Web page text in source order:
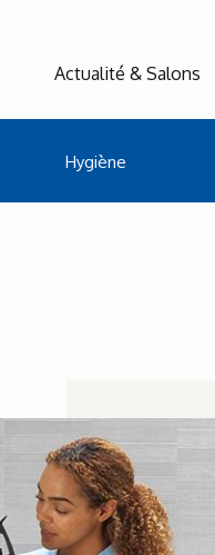
Hygiène
Actualité & Salons